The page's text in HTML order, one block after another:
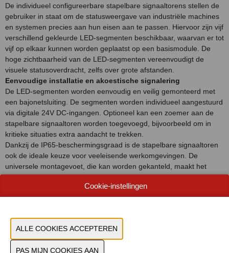
De individueel configureerbare stapelbare signaaltorens stellen de
gebruiker in staat om de statusweergave van industriële machines
en systemen precies aan hun eisen aan te passen. Hiervoor zijn vijf
verschillend gekleurde LED-segmenten beschikbaar, waarvan er tot
vijf op elkaar kunnen worden geplaatst op een basismodule. De
hoge zichtbaarheid van de LED-segmenten vereenvoudigt de
visuele statusoverdracht, zelfs over grote afstanden.
Eenvoudige installatie en akoestische signalering
De LED-segmenten worden eenvoudig en veilig gemonteerd met
een bajonetsluiting. De segmenten worden individueel aangestuurd
via digitale 24V DC-ingangen. Optioneel kan een zoemer aan de
stapelbare signaaltoren worden toegevoegd, bijvoorbeeld om in
kritieke situaties extra aandacht te trekken.
Dankzij de IP65-beschermingsgraad is de stapelbare signaaltoren
ook de ideale keuze voor veeleisende werkomgevingen. De
universele montagevoet, die kan worden gekanteld, maakt het
mogelijk om de signaaltoren zowel op horizontale als verticale
oppervlakken rechtop te monteren.
Bekijk catalogus
Cookie-instellingen